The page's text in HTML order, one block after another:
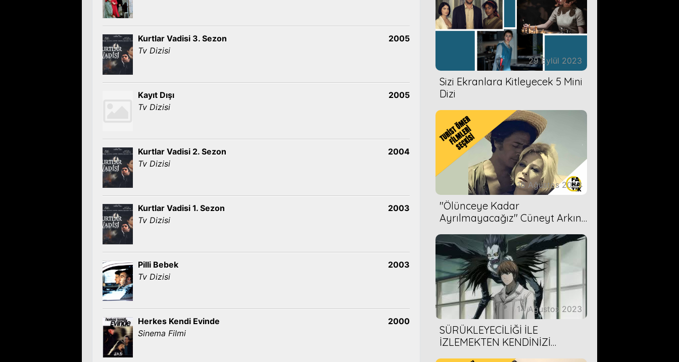
Kurtlar Vadisi 3. Sezon
Tv Dizisi
2005
Kayıt Dışı
Tv Dizisi
2005
Kurtlar Vadisi 2. Sezon
Tv Dizisi
2004
Kurtlar Vadisi 1. Sezon
Tv Dizisi
2003
Pilli Bebek
Tv Dizisi
2003
Herkes Kendi Evinde
Sinema Filmi
2000
29 Eylül 2023
Sizi Ekranlara Kitleyecek 5 Mini
Dizi
16 Ağustos 2023
''Ölünceye Kadar
Ayrılmayacağız'' Cüneyt Arkın-
14 Ağustos 2023
SÜRÜKLEYECİLİĞİ İLE
İZLEMEKTEN KENDİNİZİ